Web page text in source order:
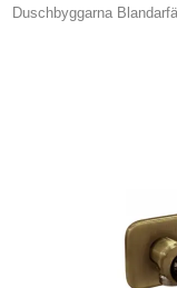
Duschbyggarna